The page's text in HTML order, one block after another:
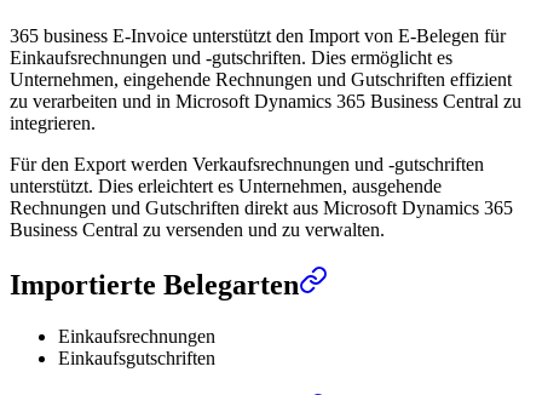
365 business E-Invoice unterstützt den Import von E-Belegen für
Einkaufsrechnungen und -gutschriften. Dies ermöglicht es
Unternehmen, eingehende Rechnungen und Gutschriften effizient
zu verarbeiten und in Microsoft Dynamics 365 Business Central zu
integrieren.
Für den Export werden Verkaufsrechnungen und -gutschriften
unterstützt. Dies erleichtert es Unternehmen, ausgehende
Rechnungen und Gutschriften direkt aus Microsoft Dynamics 365
Business Central zu versenden und zu verwalten.
Importierte Belegarten
Einkaufsrechnungen
Einkaufsgutschriften